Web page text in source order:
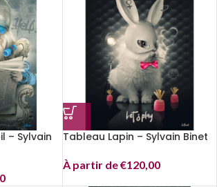
– Sylvain
Tableau Lapin – Sylvain Binet
À partir de€120,00